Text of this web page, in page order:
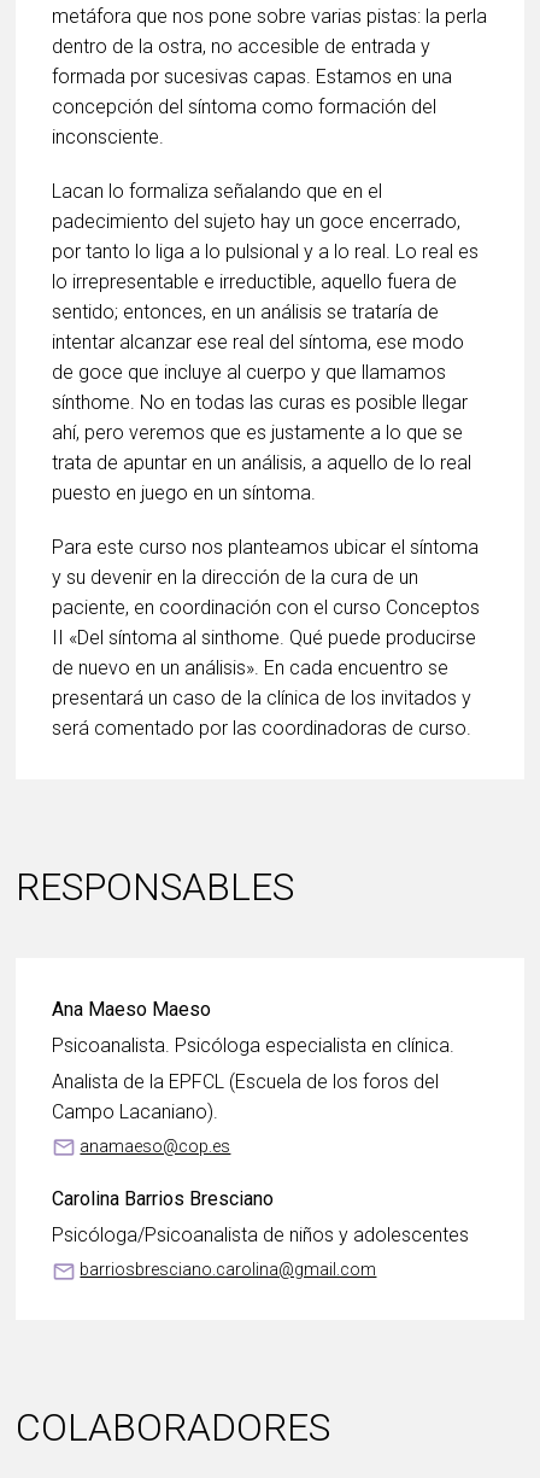
metáfora que nos pone sobre varias pistas: la perla
dentro de la ostra, no accesible de entrada y
formada por sucesivas capas. Estamos en una
concepción del síntoma como formación del
inconsciente.
Lacan lo formaliza señalando que en el
padecimiento del sujeto hay un goce encerrado,
por tanto lo liga a lo pulsional y a lo real. Lo real es
lo irrepresentable e irreductible, aquello fuera de
sentido; entonces, en un análisis se trataría de
intentar alcanzar ese real del síntoma, ese modo
de goce que incluye al cuerpo y que llamamos
sínthome. No en todas las curas es posible llegar
ahí, pero veremos que es justamente a lo que se
trata de apuntar en un análisis, a aquello de lo real
puesto en juego en un síntoma.
Para este curso nos planteamos ubicar el síntoma
y su devenir en la dirección de la cura de un
paciente, en coordinación con el curso Conceptos
II «Del síntoma al sinthome. Qué puede producirse
de nuevo en un análisis». En cada encuentro se
presentará un caso de la clínica de los invitados y
será comentado por las coordinadoras de curso.
RESPONSABLES
Ana Maeso Maeso
Psicoanalista. Psicóloga especialista en clínica.
Analista de la EPFCL (Escuela de los foros del
Campo Lacaniano).
mail_outline anamaeso@cop.es
Carolina Barrios Bresciano
Psicóloga/Psicoanalista de niños y adolescentes
mail_outline barriosbresciano.carolina@gmail.com
COLABORADORES